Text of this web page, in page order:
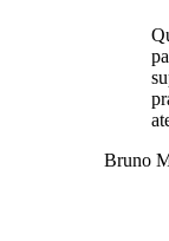
Bruno